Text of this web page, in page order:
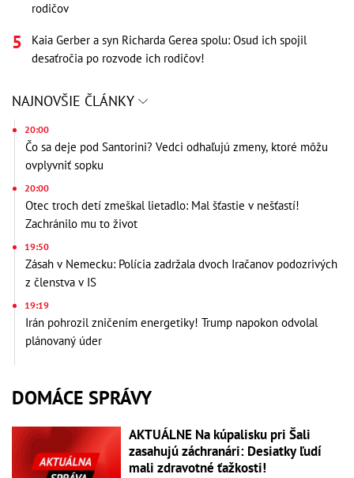
rodičov
Kaia Gerber a syn Richarda Gerea spolu: Osud ich spojil
desaťročia po rozvode ich rodičov!
NAJNOVŠIE ČLÁNKY
20:00
Čo sa deje pod Santorini? Vedci odhaľujú zmeny, ktoré môžu
ovplyvniť sopku
20:00
Otec troch detí zmeškal lietadlo: Mal šťastie v nešťastí!
Zachránilo mu to život
19:50
Zásah v Nemecku: Polícia zadržala dvoch Iračanov podozrivých
z členstva v IS
19:19
Irán pohrozil zničením energetiky! Trump napokon odvolal
plánovaný úder
DOMÁCE SPRÁVY
AKTUÁLNE Na kúpalisku pri Šali
zasahujú záchranári: Desiatky ľudí
mali zdravotné ťažkosti!